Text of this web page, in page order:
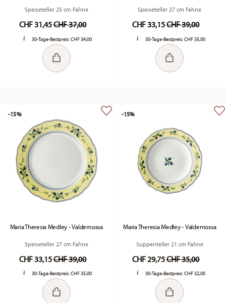
Speiseteller 25 cm Fahne
CHF 31,45Price reduced from
CHF 37,00to
30-Tage-Bestpreis:CHF 34,00
Speiseteller 27 cm Fahne
CHF 33,15Price reduced
CHF 39,00to
30-Tage-Bestpreis:CHF 35,00
Maria Theresia Medley - Valdemossa
Speiseteller 27 cm Fahne
CHF 33,15Price reduced from
CHF 39,00to
30-Tage-Bestpreis:CHF 35,00
-15%
Maria Theresia Medley - Valdemossa
Suppenteller 21 cm Fahne
CHF 29,75Price reduced
CHF 35,00to
30-Tage-Bestpreis:CHF 32,00
-15%